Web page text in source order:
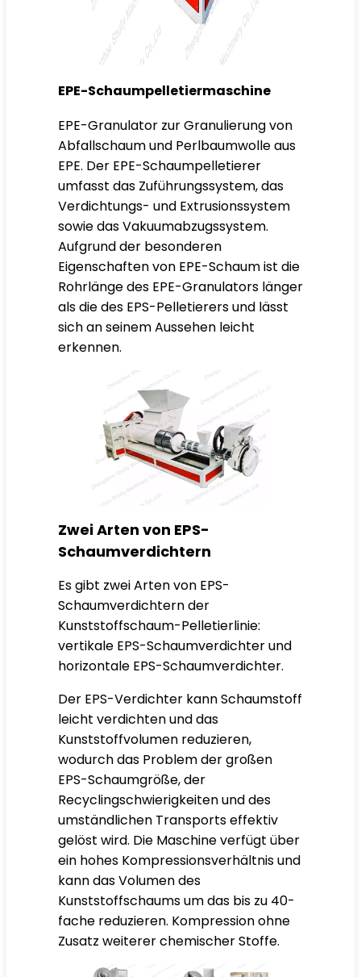
EPE-Schaumpelletiermaschine
EPE-Granulator zur Granulierung von
Abfallschaum und Perlbaumwolle aus
EPE. Der EPE-Schaumpelletierer
umfasst das Zuführungssystem, das
Verdichtungs- und Extrusionssystem
sowie das Vakuumabzugssystem.
Aufgrund der besonderen
Eigenschaften von EPE-Schaum ist die
Rohrlänge des EPE-Granulators länger
als die des EPS-Pelletierers und lässt
sich an seinem Aussehen leicht
erkennen.
Zwei Arten von EPS-
Schaumverdichtern
Es gibt zwei Arten von EPS-
Schaumverdichtern der
Kunststoffschaum-Pelletierlinie:
vertikale EPS-Schaumverdichter und
horizontale EPS-Schaumverdichter.
Der EPS-Verdichter kann Schaumstoff
leicht verdichten und das
Kunststoffvolumen reduzieren,
wodurch das Problem der großen
EPS-Schaumgröße, der
Recyclingschwierigkeiten und des
umständlichen Transports effektiv
gelöst wird. Die Maschine verfügt über
ein hohes Kompressionsverhältnis und
kann das Volumen des
Kunststoffschaums um das bis zu 40-
fache reduzieren. Kompression ohne
Zusatz weiterer chemischer Stoffe.